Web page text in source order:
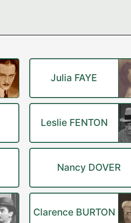
Julia FAYE
Leslie FENTON
Nancy DOVER
Clarence BURTON